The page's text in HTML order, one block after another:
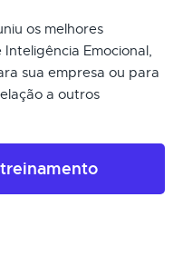
os melhores
Emocional,
sua empresa ou para
a outros